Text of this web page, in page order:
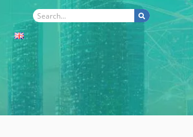
Search